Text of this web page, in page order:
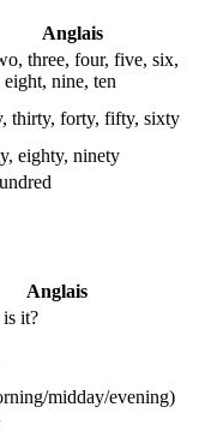
Anglais
three, four, five, six,
eight, nine, ten
thirty, forty, fifty, sixty
eighty, ninety
Anglais
it?
midday/evening)